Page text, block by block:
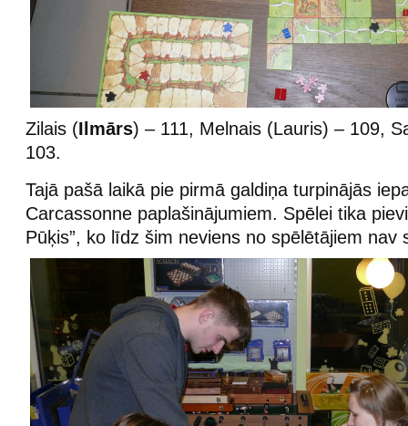
Zilais (Ilmārs) – 111, Melnais (Lauris) – 109,
103.
Tajā pašā laikā pie pirmā galdiņa turpinājās
Carcassonne paplašinājumiem. Spēlei tika
Pūķis”, ko līdz šim neviens no spēlētājiem nav